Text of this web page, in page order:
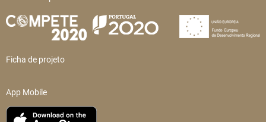
Ficha de projeto
App Mobile